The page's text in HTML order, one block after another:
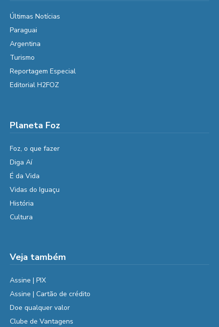
Últimas Notícias
Paraguai
Argentina
Turismo
Reportagem Especial
Editorial H2FOZ
Planeta Foz
Foz, o que fazer
Diga Aí
É da Vida
Vidas do Iguaçu
História
Cultura
Veja também
Assine | PIX
Assine | Cartão de crédito
Doe qualquer valor
Clube de Vantagens